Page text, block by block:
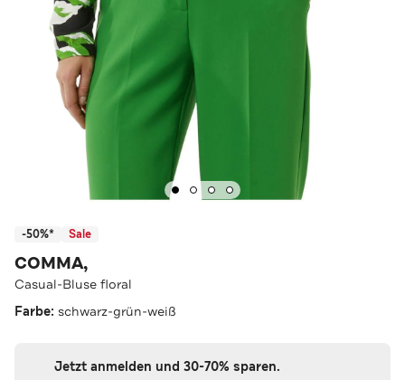
-50%* Sale
COMMA,
Casual-Bluse floral
Farbe: schwarz-grün-weiß
Jetzt anmelden und 30-70% sparen.